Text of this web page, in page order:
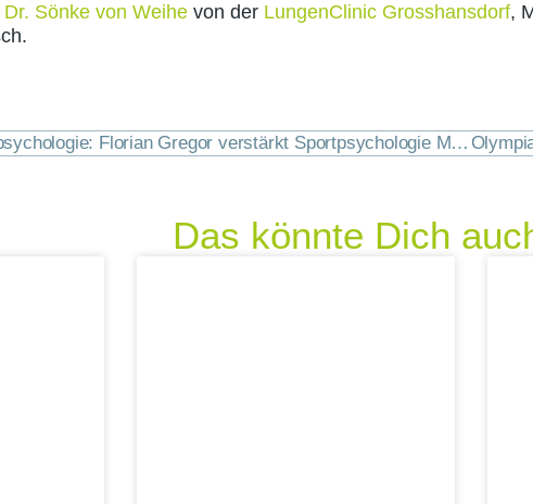
Dr. Sönke von Weihe von der LungenClinic Grosshansdorf,
Vom Weltcup in die Sportpsychologie: Florian Gregor verstärkt Sportpsychologie München
Das könnte Dich